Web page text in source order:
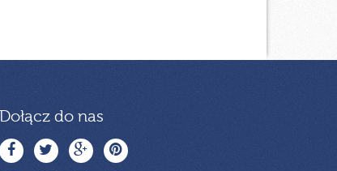
Dołącz do nas